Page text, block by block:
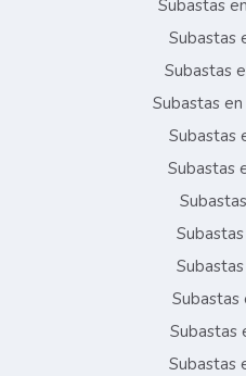
Subastas
Subastas
Subastas
Subastas
Subastas
Subastas
Subastas
Subastas
Subastas